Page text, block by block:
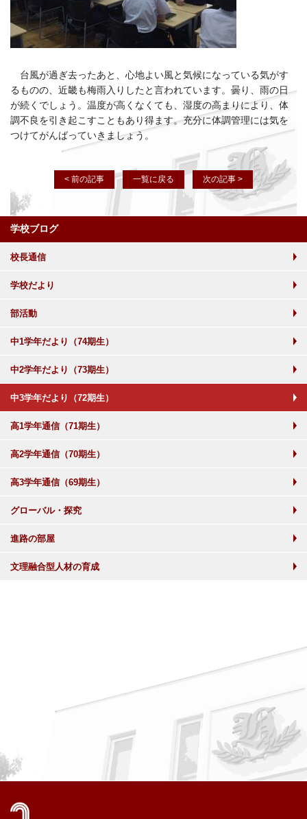
台風が過ぎ去ったあと、心地よい風と気候になっている気がす
るものの、近畿も梅雨入りしたと言われています。曇り、雨の日
が続くでしょう。温度が高くなくても、湿度の高まりにより、体
調不良を引き起こすこともあり得ます。充分に体調管理には気を
つけてがんばっていきましょう。
< 前の記事 一覧に戻る 次の記事 >
学校ブログ
校長通信
学校だより
部活動
中1学年だより（74期生）
中2学年だより（73期生）
中3学年だより（72期生）
高1学年通信（71期生）
高2学年通信（70期生）
高3学年通信（69期生）
グローバル・探究
進路の部屋
文理融合型人材の育成